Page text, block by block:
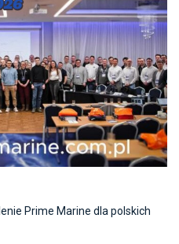
Prime Marine dla polskich